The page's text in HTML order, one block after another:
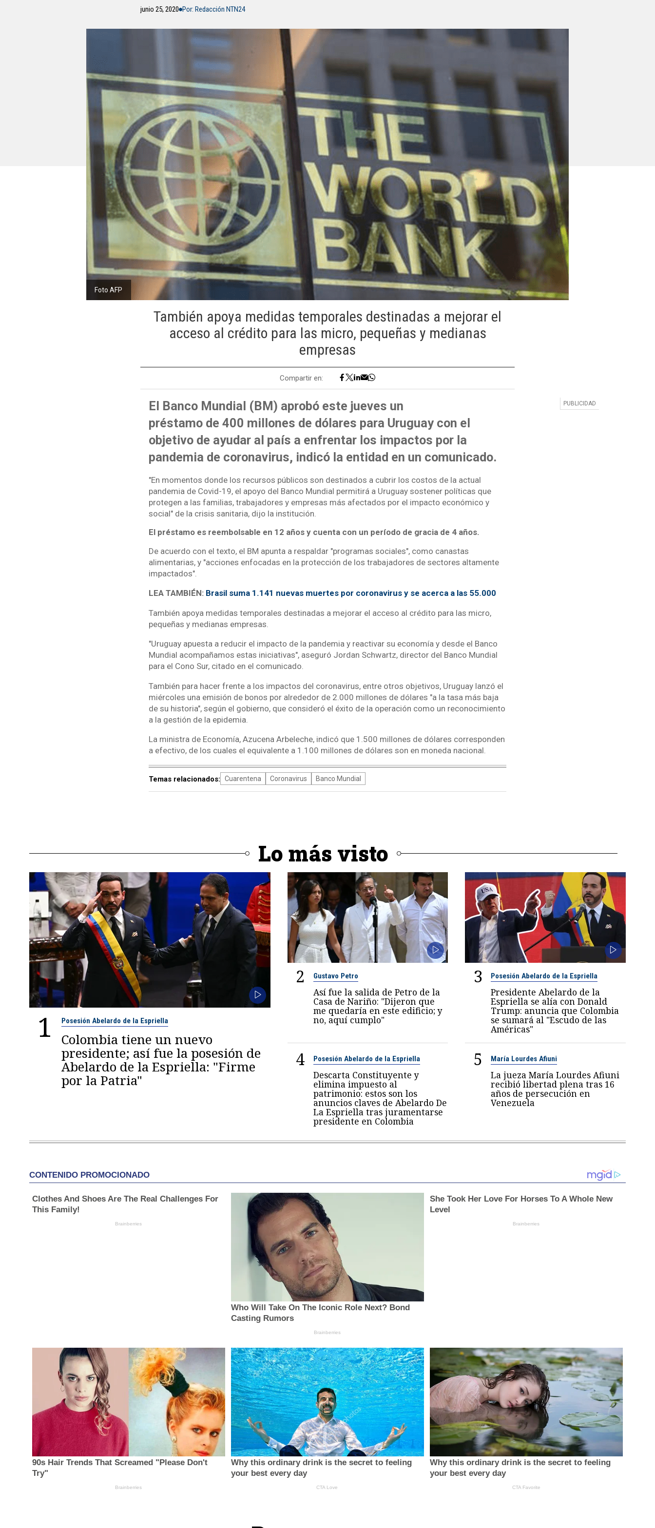
junio 25, 2020 Por: Redacción NTN24
Foto AFP
También apoya medidas temporales destinadas a mejorar el
acceso al crédito para las micro, pequeñas y medianas
empresas
Compartir en:
El Banco Mundial (BM) aprobó este jueves un
préstamo de 400 millones de dólares para Uruguay con el
objetivo de ayudar al país a enfrentar los impactos por la
pandemia de coronavirus, indicó la entidad en un comunicado.
"En momentos donde los recursos públicos son destinados a cubrir los costos de la actual
pandemia de Covid-19, el apoyo del Banco Mundial permitirá a Uruguay sostener políticas que
protegen a las familias, trabajadores y empresas más afectados por el impacto económico y
social" de la crisis sanitaria, dijo la institución.
El préstamo es reembolsable en 12 años y cuenta con un período de gracia de 4 años.
De acuerdo con el texto, el BM apunta a respaldar "programas sociales", como canastas
alimentarias, y "acciones enfocadas en la protección de los trabajadores de sectores altamente
impactados".
LEA TAMBIÉN: Brasil suma 1.141 nuevas muertes por coronavirus y se acerca a las 55.000
También apoya medidas temporales destinadas a mejorar el acceso al crédito para las micro,
pequeñas y medianas empresas.
"Uruguay apuesta a reducir el impacto de la pandemia y reactivar su economía y desde el Banco
Mundial acompañamos estas iniciativas", aseguró Jordan Schwartz, director del Banco Mundial
para el Cono Sur, citado en el comunicado.
También para hacer frente a los impactos del coronavirus, entre otros objetivos, Uruguay lanzó el
miércoles una emisión de bonos por alrededor de 2.000 millones de dólares "a la tasa más baja
de su historia", según el gobierno, que consideró el éxito de la operación como un reconocimiento
a la gestión de la epidemia.
La ministra de Economía, Azucena Arbeleche, indicó que 1.500 millones de dólares corresponden
a efectivo, de los cuales el equivalente a 1.100 millones de dólares son en moneda nacional.
Temas relacionados: Cuarentena Coronavirus Banco Mundial
Lo más visto
1 Posesión Abelardo de la Espriella
Colombia tiene un nuevo
presidente; así fue la posesión de
Abelardo de la Espriella: "Firme
por la Patria"
2 Gustavo Petro
Así fue la salida de Petro de la
Casa de Nariño: "Dijeron que
me quedaría en este edificio; y
no, aquí cumplo"
3 Posesión Abelardo de la Espriella
Presidente Abelardo de la
Espriella se alía con Donald
Trump: anuncia que Colombia
se sumará al "Escudo de las
Américas"
4 Posesión Abelardo de la Espriella
Descarta Constituyente y
elimina impuesto al
patrimonio: estos son los
anuncios claves de Abelardo De
La Espriella tras juramentarse
presidente en Colombia
5 María Lourdes Afiuni
La jueza María Lourdes Afiuni
recibió libertad plena tras 16
años de persecución en
Venezuela